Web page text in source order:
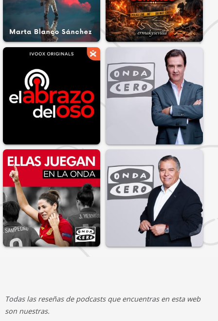
Todas las reseñas de podcasts que encuentras en esta web
son nuestras.